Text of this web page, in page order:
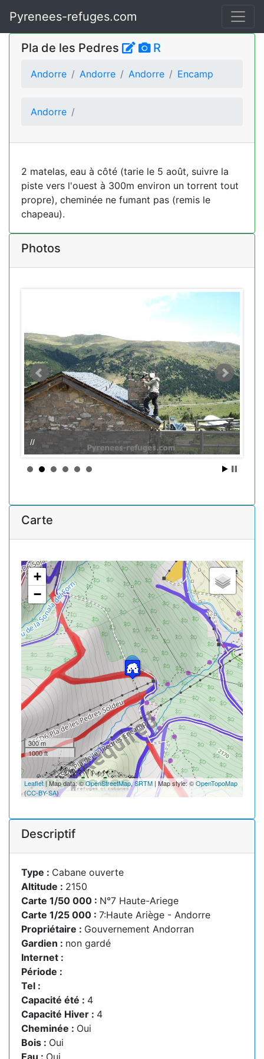
Pyrenees-refuges.com
Pla de les Pedres R
Andorre Andorre Andorre Encamp
Andorre
2 matelas, eau à côté (tarie le 5 août, suivre la
piste vers l'ouest à 300m environ un torrent tout
propre), cheminée ne fumant pas (remis le
chapeau).
Photos
//
Carte
+
−
300 m
1000 ft
Leaflet| Map data: ©OpenStreetMap,SRTM | Map style: ©OpenTopoMap
(CC-BY-SA)
Descriptif
Type : Cabane ouverte
Altitude : 2150
Carte 1/50 000 : N°7 Haute-Ariege
Carte 1/25 000 : 7:Haute Ariège - Andorre
Propriétaire : Gouvernement Andorran
Gardien : non gardé
Internet :
Période :
Tel :
Capacité été : 4
Capacité Hiver : 4
Cheminée : Oui
Bois : Oui
Eau : Oui